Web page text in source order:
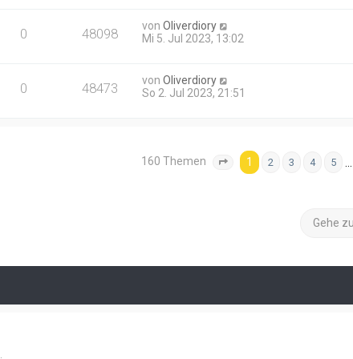
0 48098 vonOliverdiory
Mi 5. Jul 2023, 13:02
0 48473 vonOliverdiory
So 2. Jul 2023, 21:51
160 Themen Seite 1 von 7
1 2 3 4 5
Gehe zu